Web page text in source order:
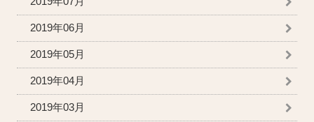
2019年06月
2019年05月
2019年04月
2019年03月